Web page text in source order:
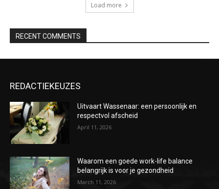
Load more
RECENT COMMENTS
REDACTIEKEUZES
Uitvaart Wassenaar: een persoonlijk en
respectvol afscheid
April 11, 2026
Waarom een goede work-life balance
belangrijk is voor je gezondheid
March 11, 2026